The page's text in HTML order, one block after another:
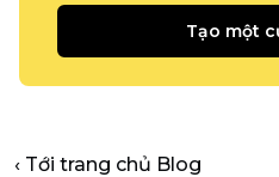
Tạo một
‹ Tới trang chủ Blog